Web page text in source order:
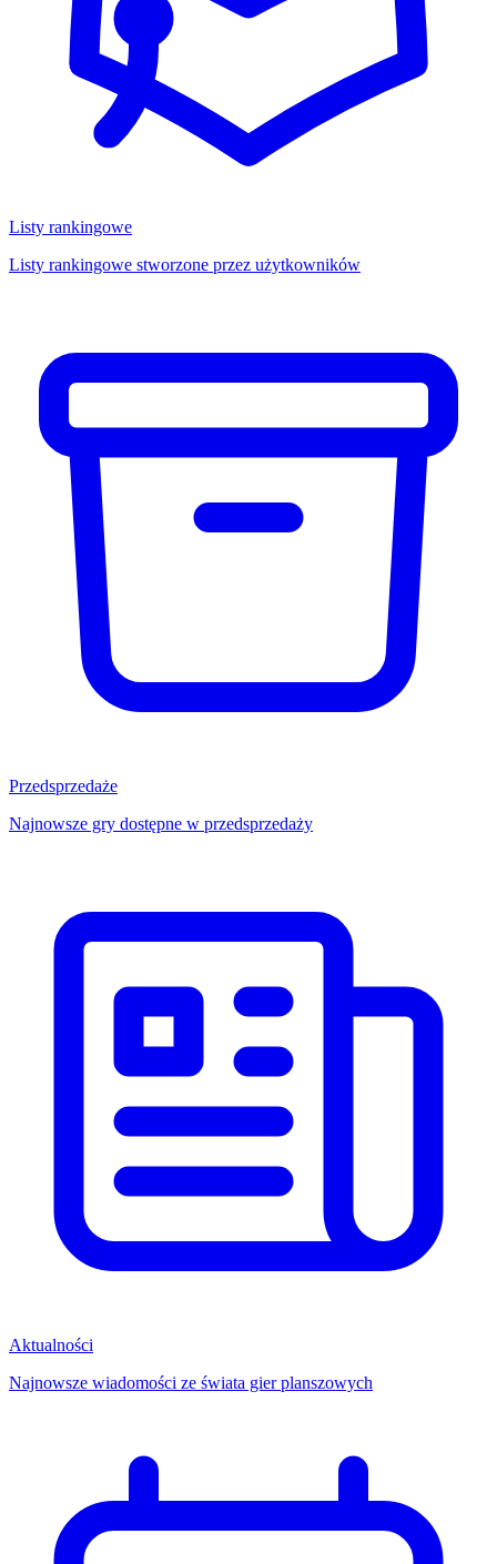
Listy rankingowe
Listy rankingowe stworzone przez użytkowników
Przedsprzedaże
Najnowsze gry dostępne w przedsprzedaży
Aktualności
Najnowsze wiadomości ze świata gier planszowych